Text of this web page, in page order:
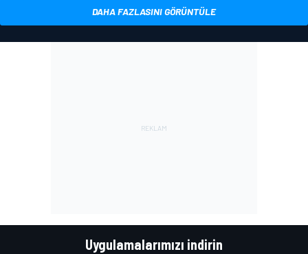
DAHA FAZLASINI GÖRÜNTÜLE
Uygulamalarımızı indirin